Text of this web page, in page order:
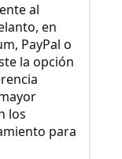
al
en
PayPal o
la opción
los
para